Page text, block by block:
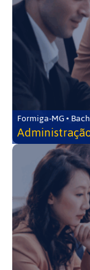
Formiga-MG •